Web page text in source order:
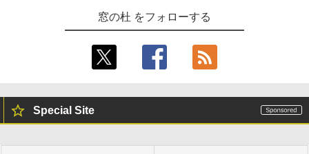
窓の杜 をフォローする
Special Site